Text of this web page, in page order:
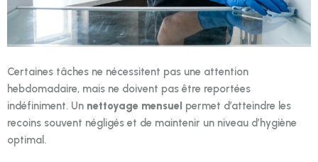
Certaines tâches ne nécessitent pas une attention
hebdomadaire, mais ne doivent pas être reportées
indéfiniment. Un nettoyage mensuel permet d’atteindre les
recoins souvent négligés et de maintenir un niveau d’hygiène
optimal.